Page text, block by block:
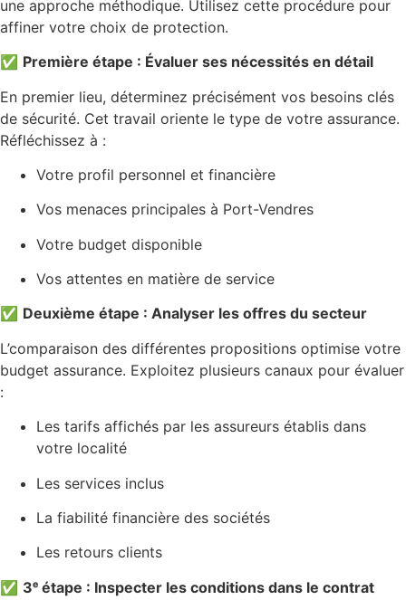
une approche méthodique. Utilisez cette procédure pour
affiner votre choix de protection.
✅ Première étape : Évaluer ses nécessités en détail
En premier lieu, déterminez précisément vos besoins clés
de sécurité. Cet travail oriente le type de votre assurance.
Réfléchissez à :
Votre profil personnel et financière
Vos menaces principales à Port-Vendres
Votre budget disponible
Vos attentes en matière de service
✅ Deuxième étape : Analyser les offres du secteur
L’comparaison des différentes propositions optimise votre
budget assurance. Exploitez plusieurs canaux pour évaluer
:
Les tarifs affichés par les assureurs établis dans
votre localité
Les services inclus
La fiabilité financière des sociétés
Les retours clients
✅ 3ᵉ étape : Inspecter les conditions dans le contrat